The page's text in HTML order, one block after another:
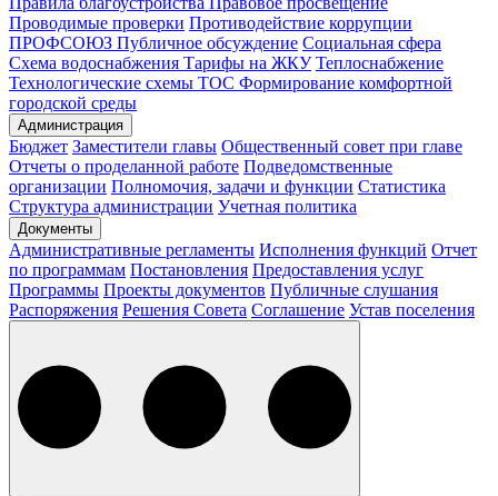
Проводимые проверки Противодействие коррупции
ПРОФСОЮЗ Публичное обсуждение Социальная сфера
Схема водоснабжения Тарифы на ЖКУ Теплоснабжение
Технологические схемы ТОС Формирование комфортной
городской среды
Администрация
Бюджет Заместители главы Общественный совет при главе
Отчеты о проделанной работе Подведомственные
организации Полномочия, задачи и функции Статистика
Структура администрации Учетная политика
Документы
Административные регламенты Исполнения функций Отчет
по программам Постановления Предоставления услуг
Программы Проекты документов Публичные слушания
Распоряжения Решения Совета Соглашение Устав поселения